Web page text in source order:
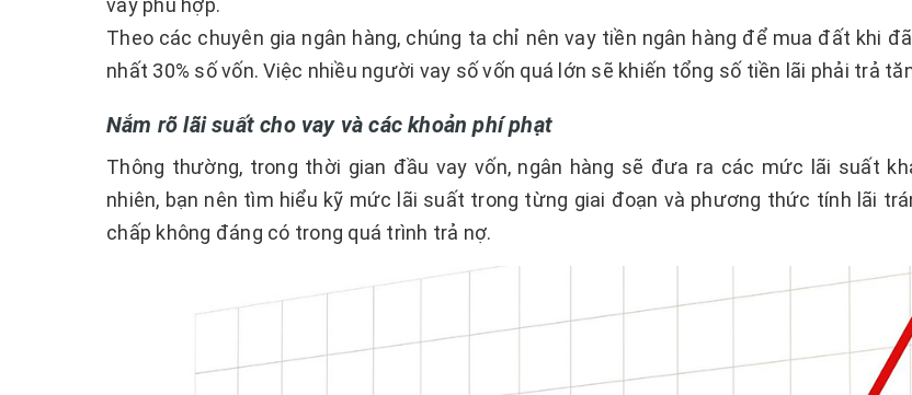
Theo các chuyên gia ngân hàng, chúng ta chỉ nên vay tiền ngân hàng để mua đất khi
nhất 30% số vốn. Việc nhiều người vay số vốn quá lớn sẽ khiến tổng số tiền lãi phải trả
Nắm rõ lãi suất cho vay và các khoản phí phạt
Thông thường, trong thời gian đầu vay vốn, ngân hàng sẽ đưa ra các mức lãi suất
nhiên, bạn nên tìm hiểu kỹ mức lãi suất trong từng giai đoạn và phương thức tính lãi
chấp không đáng có trong quá trình trả nợ.